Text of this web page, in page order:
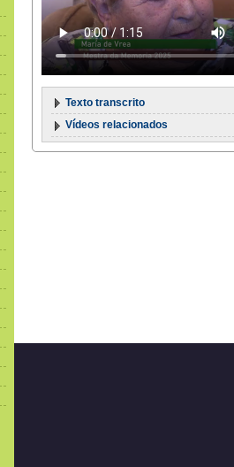
Texto transcrito
Vídeos relacionados